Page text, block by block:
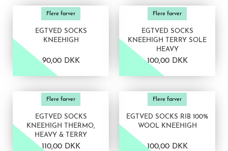
Flere farver
EGTVED SOCKS
KNEEHIGH
90,00 DKK
Flere farver
EGTVED SOCKS
KNEEHIGH TERRY SOLE
HEAVY
100,00 DKK
Flere farver
EGTVED SOCKS
KNEEHIGH THERMO,
HEAVY & TERRY
110,00 DKK
Flere farver
EGTVED SOCKS RIB 100%
WOOL KNEEHIGH
100,00 DKK